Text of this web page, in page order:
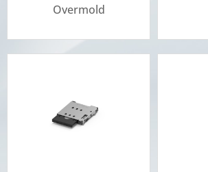
Overmold